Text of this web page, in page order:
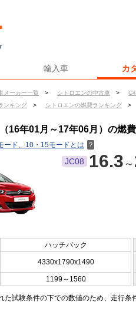
輸入車 カ
メーカー一覧 > シトロエンの中古車 >
ンキング > シトロエンの燃費ランキング >
16年01月～17年06月）の燃費
ード、10・15モードとは ？
JC08 16.3 ～
ハッチバック
4330x1790x1490
1199～1560
試験条件の下での数値のため、走行条